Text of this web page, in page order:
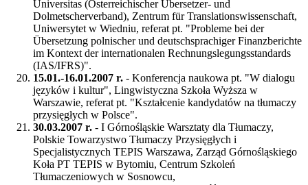
Universitas (Österreichischer Übersetzer- und
Dolmetscherverband), Zentrum für Translationswissenschaft,
Uniwersytet w Wiedniu, referat pt. "Probleme bei der
Übersetzung polnischer und deutschsprachiger Finanzberichte
im Kontext der internationalen Rechnungslegungsstandards
(IAS/IFRS)".
15.01.-16.01.2007 r. - Konferencja naukowa pt. "W dialogu
języków i kultur", Lingwistyczna Szkoła Wyższa w
Warszawie, referat pt. "Kształcenie kandydatów na tłumaczy
przysięgłych w Polsce".
30.03.2007 r. - I Górnośląskie Warsztaty dla Tłumaczy,
Polskie Towarzystwo Tłumaczy Przysięgłych i
Specjalistycznych TEPIS Warszawa, Zarząd Górnośląskiego
Koła PT TEPIS w Bytomiu, Centrum Szkoleń
Tłumaczeniowych w Sosnowcu,